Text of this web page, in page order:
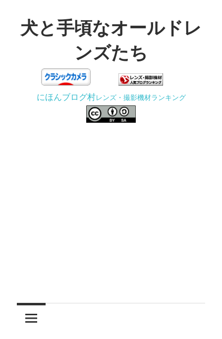
テ犬と手頃なオールドレ
ンズたち
う
にほんブログ村レンズ・撮影機材ランキング